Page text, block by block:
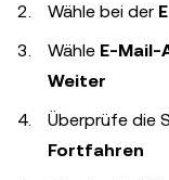
Wähle bei der
Wähle E-Mail-
Weiter
Überprüfe die
Fortfahren